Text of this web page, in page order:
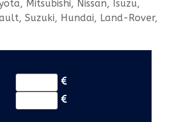
Mitsubishi, Nissan, Isuzu,
Suzuki, Hundai, Land-Rover,